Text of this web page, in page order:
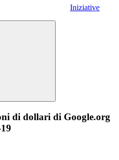
Iniziative
di dollari di Google.org